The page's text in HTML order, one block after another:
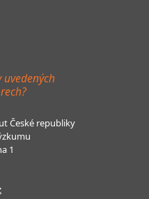
České republiky
1